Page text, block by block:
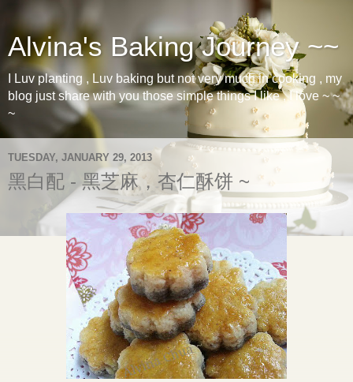
Alvina's Baking Journey ~~
I Luv planting , Luv baking but not very much in cooking , my
blog just share with you those simple things I like , I love ~ ~
~
TUESDAY, JANUARY 29, 2013
黑白配 - 黑芝麻，杏仁酥饼 ~